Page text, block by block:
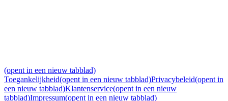
(opent in een nieuw tabblad)
Toegankelijkheid(opent in een nieuw tabblad)Privacybeleid(opent in
een nieuw tabblad)Klantenservice(opent in een nieuw
tabblad)Impressum(opent in een nieuw tabblad)